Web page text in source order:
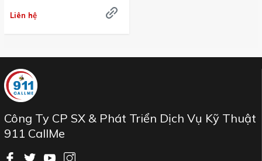
Liên hệ
Công Ty CP SX & Phát Triển Dịch Vụ Kỹ Thuật
911 CallMe